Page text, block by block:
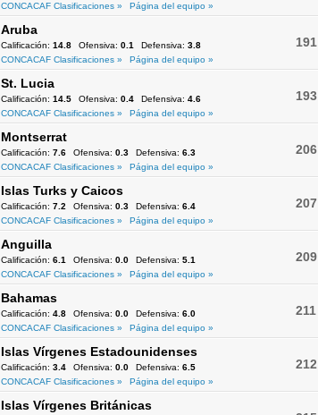
CONCACAF Clasificaciones »
Página del equipo »
Aruba
Calificación: 14.8 Ofensiva: 0.1 Defensiva: 3.8
CONCACAF Clasificaciones »
Página del equipo »
191
St. Lucia
Calificación: 14.5 Ofensiva: 0.4 Defensiva: 4.6
CONCACAF Clasificaciones »
Página del equipo »
193
Montserrat
Calificación: 7.6 Ofensiva: 0.3 Defensiva: 6.3
CONCACAF Clasificaciones »
Página del equipo »
206
Islas Turks y Caicos
Calificación: 7.2 Ofensiva: 0.3 Defensiva: 6.4
CONCACAF Clasificaciones »
Página del equipo »
207
Anguilla
Calificación: 6.1 Ofensiva: 0.0 Defensiva: 5.1
CONCACAF Clasificaciones »
Página del equipo »
209
Bahamas
Calificación: 4.8 Ofensiva: 0.0 Defensiva: 6.0
CONCACAF Clasificaciones »
Página del equipo »
211
Islas Vírgenes Estadounidenses
Calificación: 3.4 Ofensiva: 0.0 Defensiva: 6.5
CONCACAF Clasificaciones »
Página del equipo »
212
Islas Vírgenes Británicas